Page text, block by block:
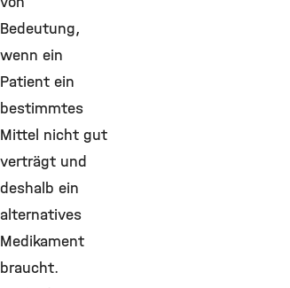
Bedeutung,
wenn ein
Patient ein
bestimmtes
Mittel nicht gut
verträgt und
deshalb ein
alternatives
Medikament
braucht.